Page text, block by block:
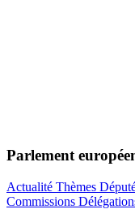
Parlement
Actualité Thèmes
Commissions